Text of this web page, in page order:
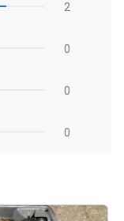
2
0
0
0